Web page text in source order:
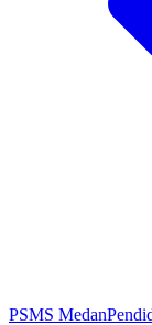
PSMS Medan